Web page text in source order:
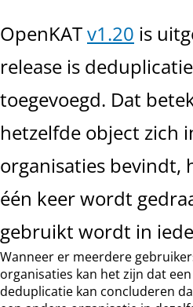
OpenKATv1.20 is
release is
toegevoegd. Dat
hetzelfde object zich
organisaties bevindt,
één keer wordt
gebruikt wordt in
Wanneer er meerdere
organisaties kan het zijn dat
deduplicatie kan concluderen